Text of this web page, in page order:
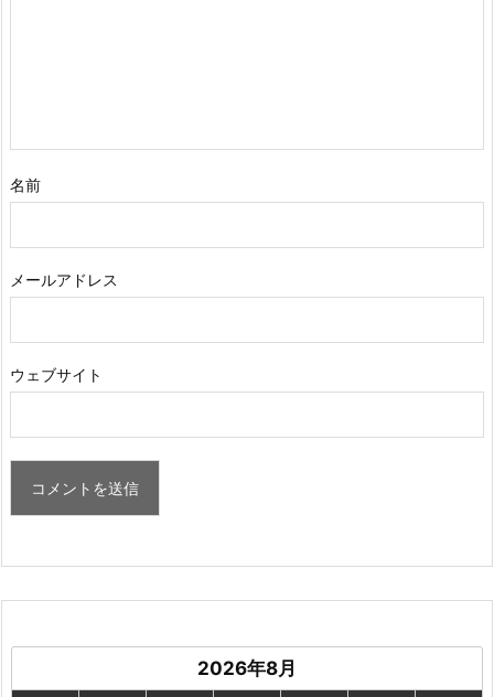
名前
メールアドレス
ウェブサイト
2026年8月